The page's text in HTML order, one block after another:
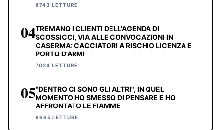
8743 LETTURE
04TREMANO I CLIENTI DELL'AGENDA DI
SCOSSICCI, VIA ALLE CONVOCAZIONI IN
CASERMA: CACCIATORI A RISCHIO LICENZA E
PORTO D'ARMI
7024 LETTURE
05"DENTRO CI SONO GLI ALTRI", IN QUEL
MOMENTO HO SMESSO DI PENSARE E HO
AFFRONTATO LE FIAMME
6665 LETTURE